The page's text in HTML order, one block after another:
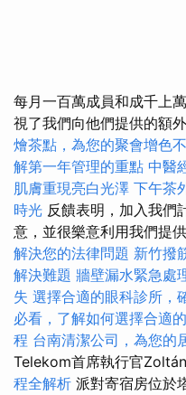
每月一百萬成員和成千上
視了我們向他們提供的額
燴茶點，為您的聚會增色
解第一年管理的重點 中醫
肌膚重現亮白光澤 下午茶
時光 反饋表明，加入我們
意，並很樂意利用我們提
解決您的法律問題 新竹撥
解決難題 牆壁漏水緊急處
失 選擇合適的眼科診所，
必看，了解如何選擇合適
程 台南清潔公司，為您的
Telekom首席執行官
程全解析 派對寄宿房位於